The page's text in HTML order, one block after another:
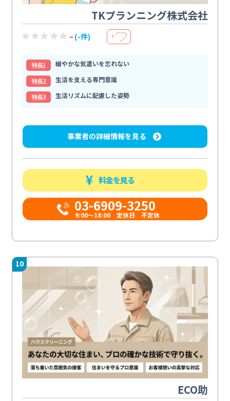
TKプランニング株式会社
- (-件) ＋
特⻑1
細やかな気遣いを忘れない
特⻑2
生活を支える専門意識
特⻑3
生活リズムに配慮した姿勢
事業者の詳細情報を見る
料金を見る
03-6909-3250
9:00～18:00 定休日 不定休
10
ECO助